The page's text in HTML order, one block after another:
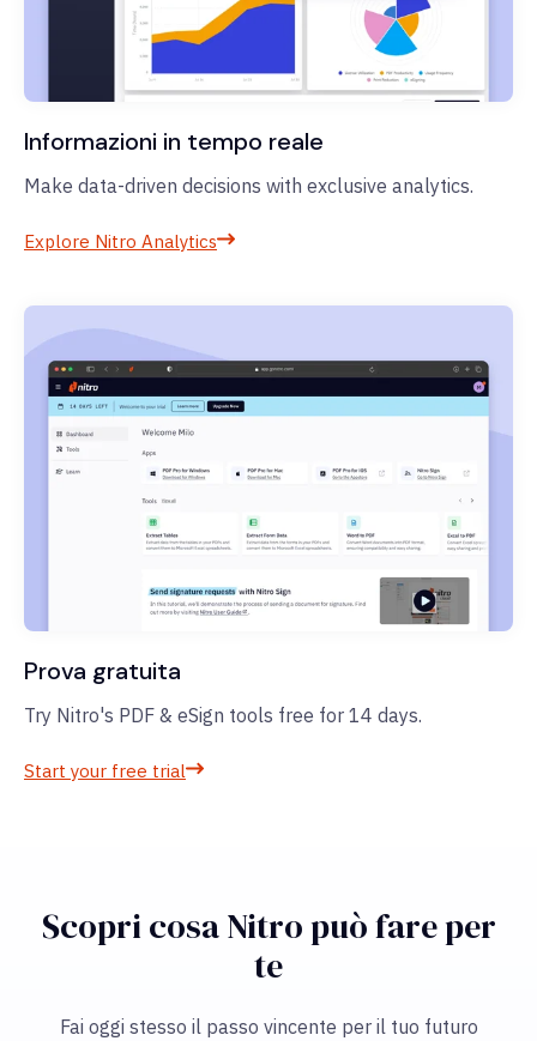
Informazioni in tempo reale
Make data-driven decisions with exclusive analytics.
Explore Nitro Analytics
Prova gratuita
Try Nitro's PDF & eSign tools free for 14 days.
Start your free trial
Scopri cosa Nitro può fare per
te
Fai oggi stesso il passo vincente per il tuo futuro